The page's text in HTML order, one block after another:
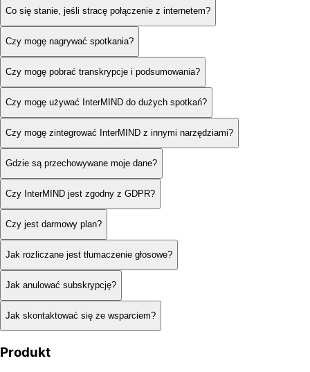
Co się stanie, jeśli stracę połączenie z internetem?
Czy mogę nagrywać spotkania?
Czy mogę pobrać transkrypcje i podsumowania?
Czy mogę używać InterMIND do dużych spotkań?
Czy mogę zintegrować InterMIND z innymi narzędziami?
Gdzie są przechowywane moje dane?
Czy InterMIND jest zgodny z GDPR?
Czy jest darmowy plan?
Jak rozliczane jest tłumaczenie głosowe?
Jak anulować subskrypcję?
Jak skontaktować się ze wsparciem?
Produkt